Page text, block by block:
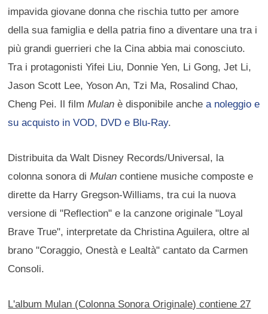
impavida giovane donna che rischia tutto per amore
della sua famiglia e della patria fino a diventare una tra i
più grandi guerrieri che la Cina abbia mai conosciuto.
Tra i protagonisti Yifei Liu, Donnie Yen, Li Gong, Jet Li,
Jason Scott Lee, Yoson An, Tzi Ma, Rosalind Chao,
Cheng Pei. Il filmMulan è disponibile anchea noleggio e
su acquisto in VOD, DVD e Blu-Ray.
Distribuita da Walt Disney Records/Universal, la
colonna sonora diMulan contiene musiche composte e
dirette da Harry Gregson-Williams, tra cui la nuova
versione di "Reflection" e la canzone originale "Loyal
Brave True", interpretate da Christina Aguilera, oltre al
brano "Coraggio, Onestà e Lealtà" cantato da Carmen
Consoli.
L'album Mulan (Colonna Sonora Originale) contiene 27